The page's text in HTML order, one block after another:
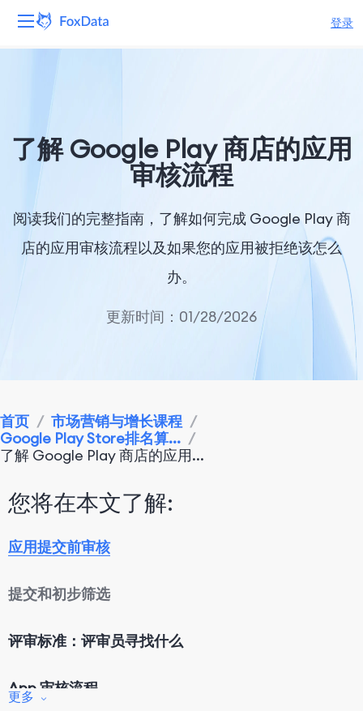
登录
解决方案
了解 Google Play 商店的应用
审核流程
阅读我们的完整指南，了解如何完成 Google Play 商
店的应用审核流程以及如果您的应用被拒绝该怎么
办。
更新时间：01/28/2026
首页 / 市场营销与增长课程 /
Google Play Store排名算... /
了解 Google Play 商店的应用...
您将在本文了解:
应用提交前审核
提交和初步筛选
评审标准：评审员寻找什么
App 审核流程
更多